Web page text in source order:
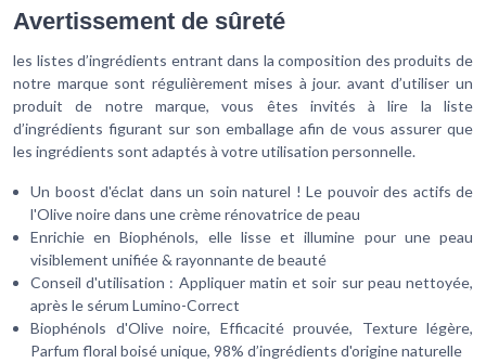
Avertissement de sûreté
les listes d’ingrédients entrant dans la composition des produits de
notre marque sont régulièrement mises à jour. avant d’utiliser un
produit de notre marque, vous êtes invités à lire la liste
d’ingrédients figurant sur son emballage afin de vous assurer que
les ingrédients sont adaptés à votre utilisation personnelle.
Un boost d'éclat dans un soin naturel ! Le pouvoir des actifs de
l'Olive noire dans une crème rénovatrice de peau
Enrichie en Biophénols, elle lisse et illumine pour une peau
visiblement unifiée & rayonnante de beauté
Conseil d'utilisation : Appliquer matin et soir sur peau nettoyée,
après le sérum Lumino-Correct
Biophénols d'Olive noire, Efficacité prouvée, Texture légère,
Parfum floral boisé unique, 98% d’ingrédients d'origine naturelle